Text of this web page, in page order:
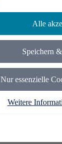
Alle
Speichern
Nur essenzielle
Weitere